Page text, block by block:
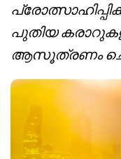
പുതിയ
ആസൂത്രണം